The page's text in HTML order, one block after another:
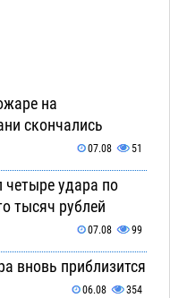
на
скончались
07.08 51
четыре удара по
тысяч рублей
07.08 99
вновь приблизится
06.08 354